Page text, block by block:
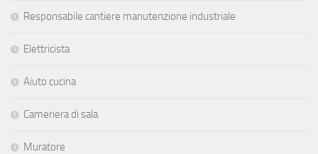
Responsabile cantiere manutenzione industriale
Elettricista
Aiuto cucina
Cameriera di sala
Muratore